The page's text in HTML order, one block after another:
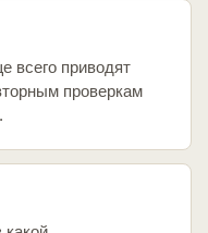
всего приводят
проверкам